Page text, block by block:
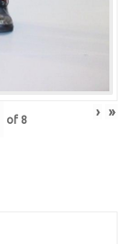
of 8 › »